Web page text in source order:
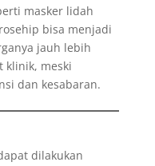
masker lidah
bisa menjadi
jauh lebih
klinik, meski
dan kesabaran.
dilakukan